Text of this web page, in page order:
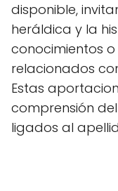
disponible,
heráldica y la
conocimientos
relacionados
Estas
comprensión
ligados al